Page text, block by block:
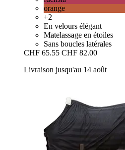
orange
+2
En velours élégant
Matelassage en étoiles
Sans boucles latérales
CHF 65.55 CHF 82.00
Livraison jusqu'au 14 août